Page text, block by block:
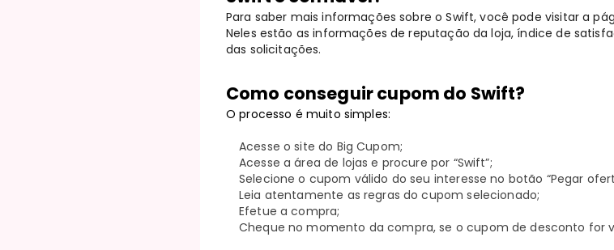
Para saber mais informações sobre o Swift, você pode visitar a
Neles estão as informações de reputação da loja, índice de
das solicitações.
Como conseguir cupom do Swift?
O processo é muito simples:
Acesse o site do Big Cupom;
Acesse a área de lojas e procure por “Swift”;
Selecione o cupom válido do seu interesse no botão “Pegar
Leia atentamente as regras do cupom selecionado;
Efetue a compra;
Cheque no momento da compra, se o cupom de desconto for